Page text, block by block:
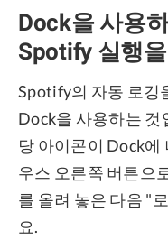
Dock을 사용
Spotify 실행
Spotify의 자동 로깅
Dock을 사용하는
당 아이콘이 Dock에
우스 오른쪽 버튼으
를 올려 놓은 다음 "
요.